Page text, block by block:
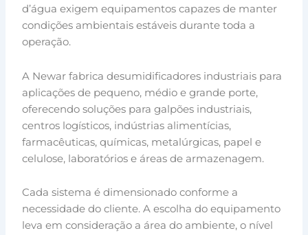
d’água exigem equipamentos capazes de manter
condições ambientais estáveis durante toda a
operação.
A Newar fabrica desumidificadores industriais para
aplicações de pequeno, médio e grande porte,
oferecendo soluções para galpões industriais,
centros logísticos, indústrias alimentícias,
farmacêuticas, químicas, metalúrgicas, papel e
celulose, laboratórios e áreas de armazenagem.
Cada sistema é dimensionado conforme a
necessidade do cliente. A escolha do equipamento
leva em consideração a área do ambiente, o nível